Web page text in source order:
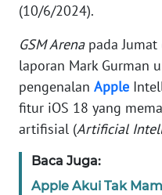
(10/6/2024).
GSM Arenapada
laporan Mark Gurman
pengenalan Apple
fitur iOS 18 yang
artifisial (Artificial
Baca Juga:
Apple Akui Tak
WAHANA
WAHANA
HEALTH
WAHANA
DESA